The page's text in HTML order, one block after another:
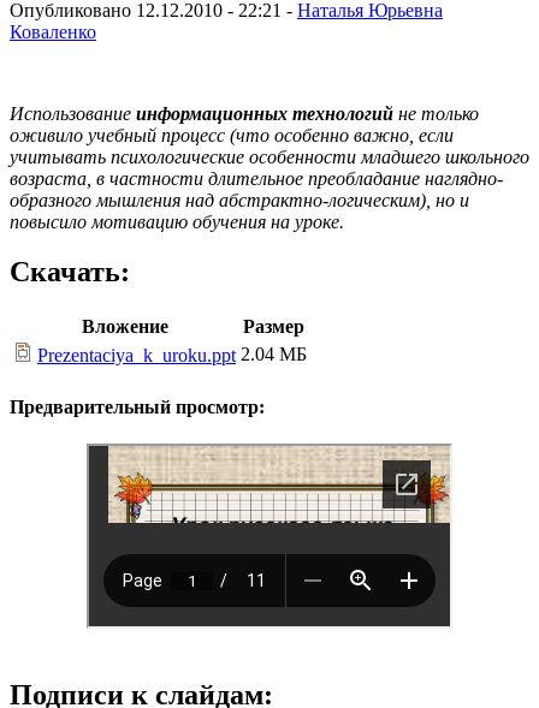
Опубликовано 12.12.2010 - 22:21 - Наталья Юрьевна
Коваленко
Использование информационных технологий не только
оживило учебный процесс (что особенно важно, если
учитывать психологические особенности младшего школьного
возраста, в частности длительное преобладание наглядно-
образного мышления над абстрактно-логическим), но и
повысило мотивацию обучения на уроке.
Скачать:
Вложение
Размер
Prezentaciya_k_uroku.ppt 2.04 МБ
Предварительный просмотр:
Подписи к слайдам: